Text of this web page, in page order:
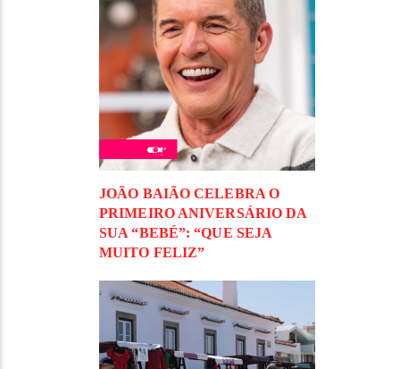
JOÃO BAIÃO CELEBRA O
PRIMEIRO ANIVERSÁRIO DA
SUA “BEBÉ”: “QUE SEJA
MUITO FELIZ”